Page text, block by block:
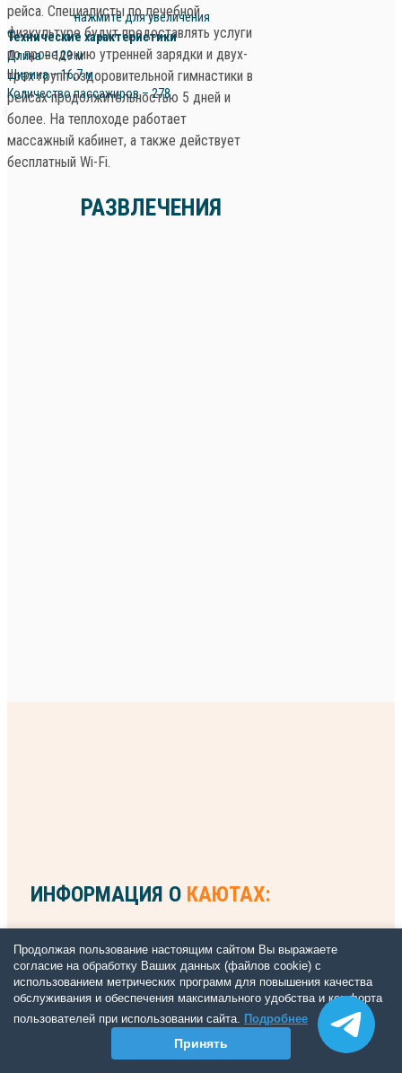
нажмите для увеличения
Технические характеристики
Длина – 129 м
Ширина – 16,7 м
Количество пассажиров – 278
рейса. Специалисты по лечебной
физкультуре будут предоставлять услуги
по проведению утренней зарядки и двух-
трех групп оздоровительной гимнастики в
рейсах продолжительностью 5 дней и
более. На теплоходе работает
массажный кабинет, а также действует
бесплатный Wi-Fi.
РАЗВЛЕЧЕНИЯ
ИНФОРМАЦИЯ О КАЮТАХ:
Продолжая пользование настоящим сайтом Вы выражаете
согласие на обработку Ваших данных (файлов cookie) с
использованием метрических программ для повышения качества
обслуживания и обеспечения максимального удобства и комфорта
пользователей при использовании сайта. Подробнее
Принять